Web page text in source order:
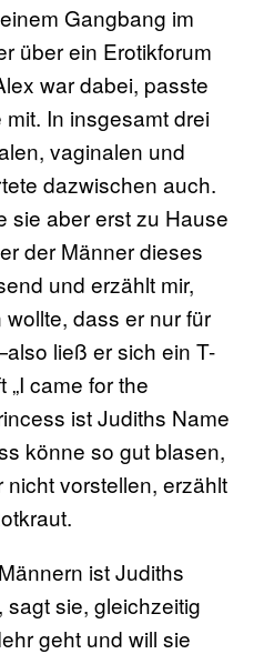
Gangbang im
über ein Erotikforum
war dabei, passte
In insgesamt drei
vaginalen und
dazwischen auch.
sie aber erst zu Hause
der Männer dieses
und erzählt mir,
dass er nur für
ließ er sich ein T-
„I came for the
ist Judiths Name
könne so gut blasen,
vorstellen, erzählt
ist Judiths
sagt sie, gleichzeitig
geht und will sie